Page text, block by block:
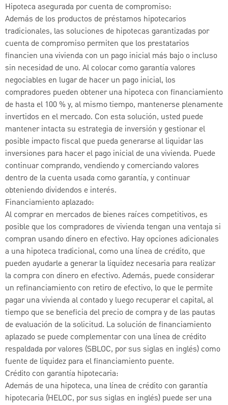
Hipoteca asegurada por cuenta de compromiso:
Además de los productos de préstamos hipotecarios
tradicionales, las soluciones de hipotecas garantizadas por
cuenta de compromiso permiten que los prestatarios
financien una vivienda con un pago inicial más bajo o incluso
sin necesidad de uno. Al colocar como garantía valores
negociables en lugar de hacer un pago inicial, los
compradores pueden obtener una hipoteca con financiamiento
de hasta el 100 % y, al mismo tiempo, mantenerse plenamente
invertidos en el mercado. Con esta solución, usted puede
mantener intacta su estrategia de inversión y gestionar el
posible impacto fiscal que pueda generarse al liquidar las
inversiones para hacer el pago inicial de una vivienda. Puede
continuar comprando, vendiendo y comerciando valores
dentro de la cuenta usada como garantía, y continuar
obteniendo dividendos e interés.
Financiamiento aplazado:
Al comprar en mercados de bienes raíces competitivos, es
posible que los compradores de vivienda tengan una ventaja si
compran usando dinero en efectivo. Hay opciones adicionales
a una hipoteca tradicional, como una línea de crédito, que
pueden ayudarle a generar la liquidez necesaria para realizar
la compra con dinero en efectivo. Además, puede considerar
un refinanciamiento con retiro de efectivo, lo que le permite
pagar una vivienda al contado y luego recuperar el capital, al
tiempo que se beneficia del precio de compra y de las pautas
de evaluación de la solicitud. La solución de financiamiento
aplazado se puede complementar con una línea de crédito
respaldada por valores (SBLOC, por sus siglas en inglés) como
fuente de liquidez para el financiamiento puente.
Crédito con garantía hipotecaria:
Además de una hipoteca, una línea de crédito con garantía
hipotecaria (HELOC, por sus siglas en inglés) puede ser una